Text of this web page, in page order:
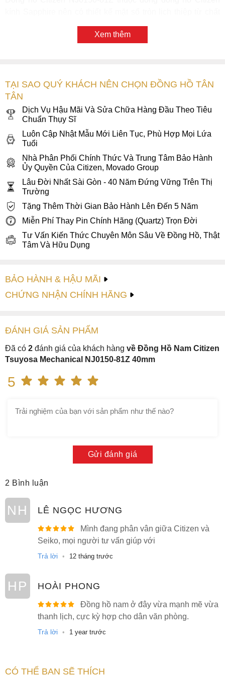
sự an tâm cho cánh đàn ông khi vận động, cùng với các chi
Mặt số đồng hồ Citizen NJ0150-81Z
Bộ kim và cọc giờ được thiết kế dạng thanh mảnh cổ điển,
toát lên vẻ rắn chắc, mạnh mẽ, phù hợp với cánh đàn ông.
trong môi trường thiếu sáng.
Điểm nhấn trên mặt số là được trang bị kính Cyclop ngay tại
người dùng nhanh chóng quan sát và kiểm soát thời gian
của mình tốt hơn.
Kính Cyclop của đồng hồ Citizen NJ0150-81Z
Xem thêm
TẠI SAO QUÝ KHÁCH NÊN CHỌN ĐỒNG HỒ TÂN
TÂN
Dịch Vụ Hậu Mãi Và Sửa Chữa Hàng Đầu Theo Tiêu
Chuẩn Thụy Sĩ
Luôn Cập Nhật Mẫu Mới Liên Tục, Phù Hợp Mọi Lứa
Tuổi
Nhà Phân Phối Chính Thức Và Trung Tâm Bảo Hành
Ủy Quyền Của Citizen, Movado Group
Lâu Đời Nhất Sài Gòn - 40 Năm Đứng Vững Trên Thị
Trường
Tặng Thêm Thời Gian Bảo Hành Lên Đến 5 Năm
Miễn Phí Thay Pin Chính Hãng (Quartz) Trọn Đời
Tư Vấn Kiến Thức Chuyên Môn Sâu Về Đồng Hồ, Thật
Tâm Và Hữu Dụng
BẢO HÀNH & HẬU MÃI
CHỨNG NHẬN CHÍNH HÃNG
ĐÁNH GIÁ SẢN PHẤM
Đã có 2 đánh giá của khách hàng về Đồng Hồ Nam Citizen
Tsuyosa Mechanical NJ0150-81Z 40mm
5
Gửi đánh giá
2 Bình luận
NH LÊ NGỌC HƯƠNG
Mình đang phân vân giữa Citizen và
Seiko, mọi người tư vấn giúp với
Trả lời • 12 tháng trước
HP HOÀI PHONG
Đồng hồ nam ở đây vừa mạnh mẽ vừa
thanh lịch, cực kỳ hợp cho dân văn phòng.
Trả lời • 1 year trước
CÓ THỂ BẠN SẼ THÍCH